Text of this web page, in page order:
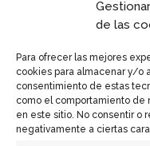
de las
Para ofrecer las mejores
cookies para almacenar y/o
consentimiento de estas
como el comportamiento de
en este sitio. No consentir o
negativamente a ciertas